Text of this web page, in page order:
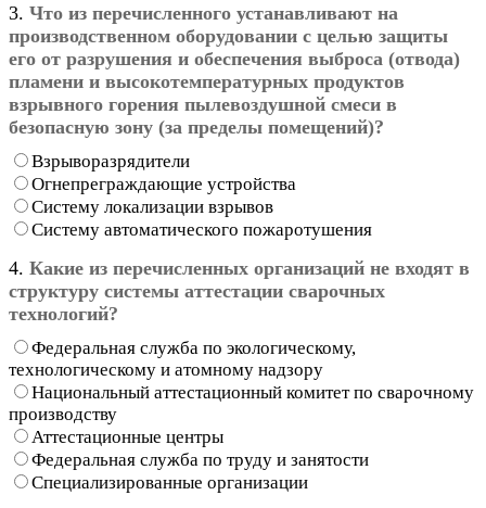
3. Что из перечисленного устанавливают на
производственном оборудовании с целью защиты
его от разрушения и обеспечения выброса (отвода)
пламени и высокотемпературных продуктов
взрывного горения пылевоздушной смеси в
безопасную зону (за пределы помещений)?
Взрыворазрядители
Огнепреграждающие устройства
Систему локализации взрывов
Систему автоматического пожаротушения
4. Какие из перечисленных организаций не входят в
структуру системы аттестации сварочных
технологий?
Федеральная служба по экологическому,
технологическому и атомному надзору
Национальный аттестационный комитет по сварочному
производству
Аттестационные центры
Федеральная служба по труду и занятости
Специализированные организации